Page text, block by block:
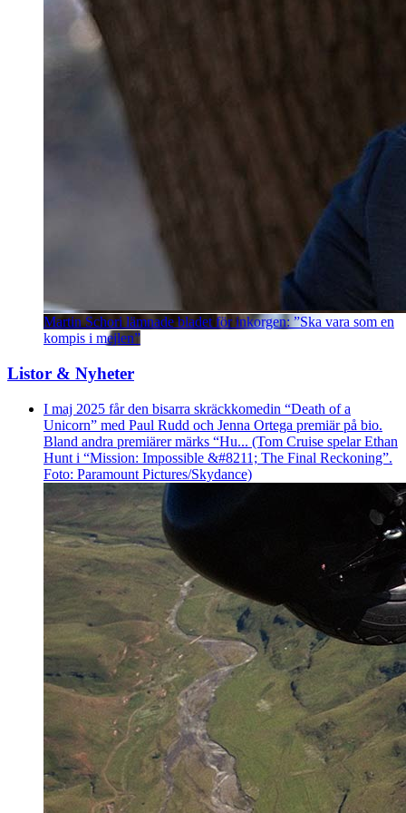
Martin Schori lämnade bladet för inkorgen: ”Ska vara som en
kompis i mejlen”
Listor & Nyheter
I maj 2025 får den bisarra skräckkomedin “Death of a
Unicorn” med Paul Rudd och Jenna Ortega premiär på bio.
Bland andra premiärer märks “Hu... (Tom Cruise spelar Ethan
Hunt i “Mission: Impossible &#8211; The Final Reckoning”.
Foto: Paramount Pictures/Skydance)